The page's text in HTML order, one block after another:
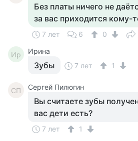
Без платы ничего не
за вас приходится кому-
7 лет 6 0
Ир Ирина
Зубы 7 лет 1
СП Сергей Пилюгин
Вы считаете зубы
вас дети есть?
7 лет 1